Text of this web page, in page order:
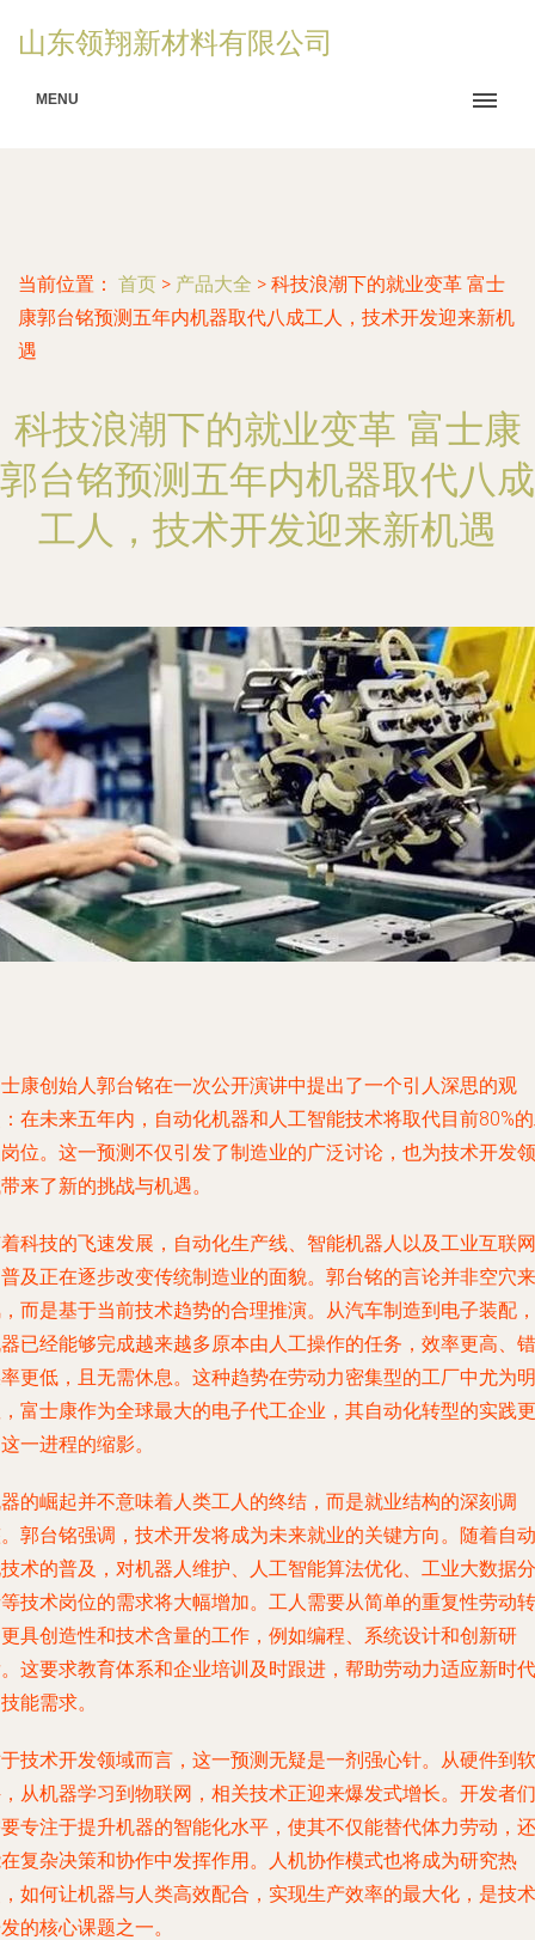
山东领翔新材料有限公司
MENU
当前位置： 首页 > 产品大全 > 科技浪潮下的就业变革 富士
康郭台铭预测五年内机器取代八成工人，技术开发迎来新机
遇
科技浪潮下的就业变革 富士康
郭台铭预测五年内机器取代八成
工人，技术开发迎来新机遇
康创始人郭台铭在一次公开演讲中提出了一个引人深思的观
在未来五年内，自动化机器和人工智能技术将取代目前80%
位。这一预测不仅引发了制造业的广泛讨论，也为技术开发领
来了新的挑战与机遇。
科技的飞速发展，自动化生产线、智能机器人以及工业互联网
及正在逐步改变传统制造业的面貌。郭台铭的言论并非空穴来
而是基于当前技术趋势的合理推演。从汽车制造到电子装配，
已经能够完成越来越多原本由人工操作的任务，效率更高、错
更低，且无需休息。这种趋势在劳动力密集型的工厂中尤为明
富士康作为全球最大的电子代工企业，其自动化转型的实践更
一进程的缩影。
的崛起并不意味着人类工人的终结，而是就业结构的深刻调
郭台铭强调，技术开发将成为未来就业的关键方向。随着自动
术的普及，对机器人维护、人工智能算法优化、工业大数据分
技术岗位的需求将大幅增加。工人需要从简单的重复性劳动转
具创造性和技术含量的工作，例如编程、系统设计和创新研
这要求教育体系和企业培训及时跟进，帮助劳动力适应新时代
能需求。
技术开发领域而言，这一预测无疑是一剂强心针。从硬件到软
从机器学习到物联网，相关技术正迎来爆发式增长。开发者们
专注于提升机器的智能化水平，使其不仅能替代体力劳动，还
复杂决策和协作中发挥作用。人机协作模式也将成为研究热
如何让机器与人类高效配合，实现生产效率的最大化，是技术
的核心课题之一。